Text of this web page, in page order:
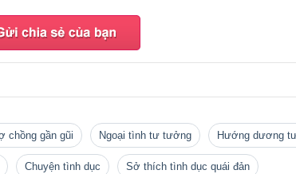
chồng gần gũi ngoại tình tư tưởng Hướng dương
chuyện tình dục sở thích tình dục quái đản